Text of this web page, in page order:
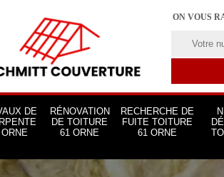
ON VOUS
DE
RÉNOVATION
DE TOITURE
61 ORNE
RECHERCHE DE
FUITE TOITURE
61 ORNE